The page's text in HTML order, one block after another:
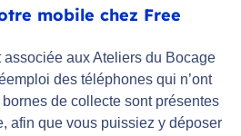
mobile chez Free
associée aux Ateliers du Bocage
des téléphones qui n’ont
de collecte sont présentes
afin que vous puissiez y déposer